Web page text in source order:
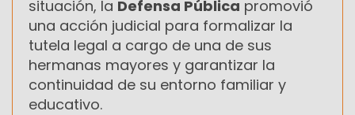
situación, la Defensa Pública promovió
una acción judicial para formalizar la
tutela legal a cargo de una de sus
hermanas mayores y garantizar la
continuidad de su entorno familiar y
educativo.